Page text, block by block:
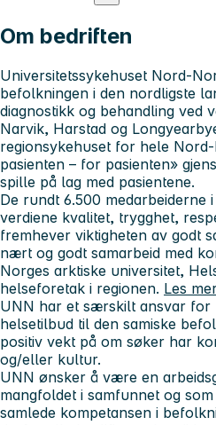
Om bedriften
Universitetssykehuset Nord-
befolkningen i den nordligste
diagnostikk og behandling ved
Narvik, Harstad og
regionsykehuset for hele
pasienten – for pasienten»
spille på lag med pasientene.
De rundt 6.500 medarbeiderne
verdiene kvalitet, trygghet,
fremhever viktigheten av godt
nært og godt samarbeid med
Norges arktiske universitet,
helseforetak i regionen. Les
UNN har et særskilt ansvar for
helsetilbud til den samiske
positiv vekt på om søker har
og/eller kultur.
UNN ønsker å være en
mangfoldet i samfunnet og
samlede kompetansen i